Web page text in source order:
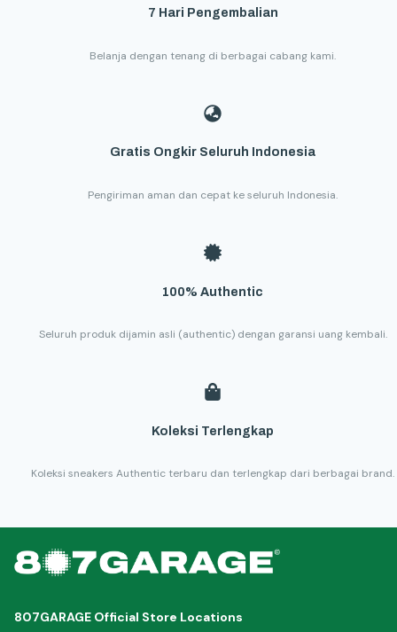
7 Hari Pengembalian
Belanja dengan tenang di berbagai cabang kami.
Gratis Ongkir Seluruh Indonesia
Pengiriman aman dan cepat ke seluruh Indonesia.
100% Authentic
Seluruh produk dijamin asli (authentic) dengan garansi uang kembali.
Koleksi Terlengkap
Koleksi sneakers Authentic terbaru dan terlengkap dari berbagai brand.
807GARAGE Official Store Locations